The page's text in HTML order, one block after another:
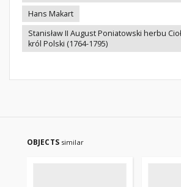
Hans Makart
Stanisław II August Poniatowski herbu
król Polski (1764-1795)
OBJECTS similar